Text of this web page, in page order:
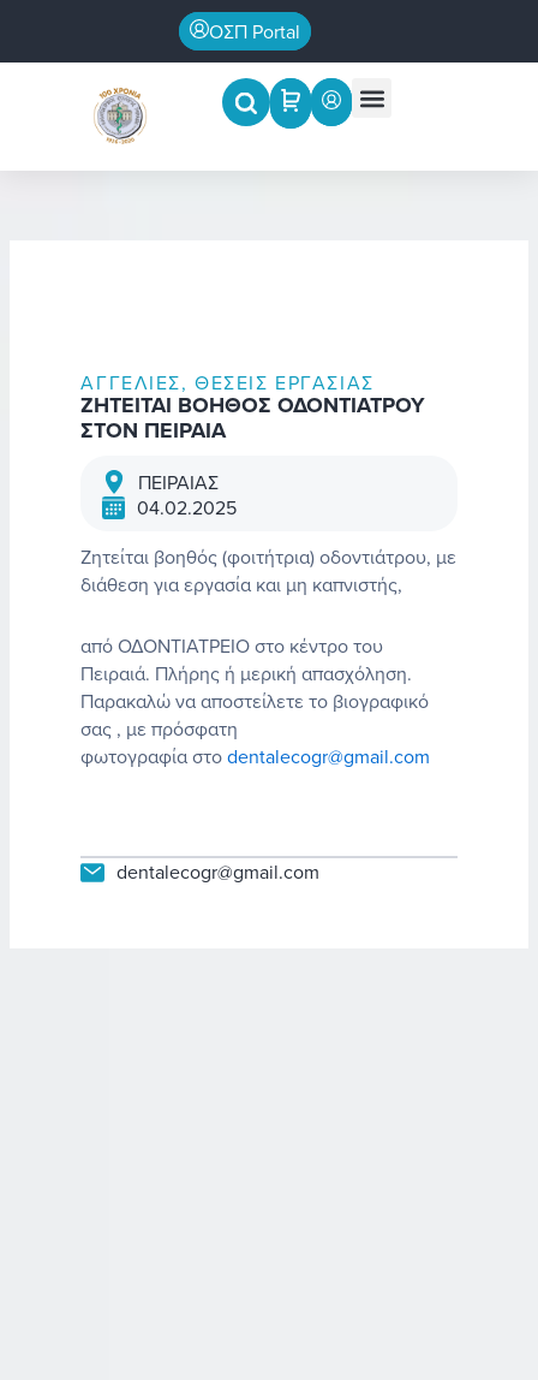
ΟΣΠ Portal
Menu
ΑΓΓΕΛΊΕΣ,ΘΈΣΕΙΣ ΕΡΓΑΣΊΑΣ
ΖΗΤΕΙΤΑΙ ΒΟΗΘΟΣ ΟΔΟΝΤΙΑΤΡΟΥ
ΣΤΟΝ ΠΕΙΡΑΙΑ
ΠΕΙΡΑΙΑΣ
04.02.2025
Ζητείται βοηθός (φοιτήτρια) οδοντιάτρου, με
διάθεση για εργασία και μη καπνιστής,
από ΟΔΟΝΤΙΑΤΡΕΙΟ στο κέντρο του
Πειραιά. Πλήρης ή μερική απασχόληση.
Παρακαλώ να αποστείλετετο βιογραφικό
σας , με πρόσφατη
φωτογραφία στοdentalecogr@gmail.com
dentalecogr@gmail.com